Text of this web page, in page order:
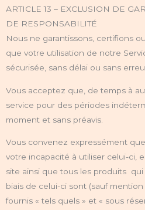
ARTICLE 13 – EXCLUSION DE
DE RESPONSABILITÉ
Nous ne garantissons, certifions
que votre utilisation de notre
sécurisée, sans délai ou sans
Vous acceptez que, de temps à
service pour des périodes
moment et sans préavis.
Vous convenez expressément
votre incapacité à utiliser celui-ci,
site ainsi que tous les produits
biais de celui-ci sont (sauf
fournis « tels quels » et « sous